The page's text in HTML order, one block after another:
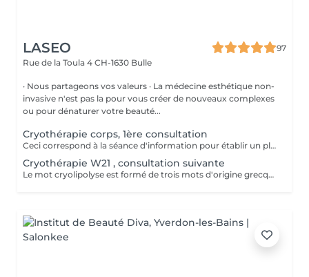
LASEO
97
Rue de la Toula 4 CH-1630 Bulle
· Nous partageons vos valeurs · La médecine esthétique non-
invasive n'est pas la pour vous créer de nouveaux complexes
ou pour dénaturer votre beauté...
Cryothérapie corps, 1ère consultation
Ceci correspond à la séance d'information pour établir un plan de soin personnalisé et est obligatoire, elle coûte 100.- et sera déduit sur votre première séance. Le mot cryolipolyse est formé de trois mots d'origine grecque : Cryo (froid), lipo (gras) et lyse (destruction), ce qui signifie littéralement la destruction de la graisse localisée (tissu adipeux) par le froid. La Cryo21 (ou Cryothérapie), agit par le froid afin de déclencher un choc thermique au niveau de l'hypoderme (couche profonde de la peau) et ainsi de vider les cellules graisseuses. Il agit également comme décongestionnant et permet le drainage . Ses principales applications sont le traitement des graisses, le raffermissement des tissus, le drainage, mais également le traitement du visage, cou et menton, et leur rajeunissement. Notre Cryo21 cible spécifiquement les zones à traiter, permettant une amélioration ciblée de la texture de la peau. Cette méthode esthétique est non invasive et indolore, offrant aux patients une expérience confortable, et même agréable. Son système sans vacuum préserve au maximum vos tissus sans les endommager. Pour un résultat optimal il est conseillé de faire une cure complète soit 10 séances, après 5 séances nous faisons le point et regardons ensemble si il faut continuer ou si le résultat est atteint. Nous pouvons traiter une zone à la fois.
Cryothérapie W21 , consultation suivante
Le mot cryolipolyse est formé de trois mots d'origine grecque : Cryo (froid), lipo (gras) et lyse (destruction), ce qui signifie littéralement la destruction de la graisse localisée (tissu adipeux) par le froid. La Cryo21 (ou Cryothérapie), agit par le froid afin de déclencher un choc thermique au niveau de l'hypoderme (couche profonde de la peau) et ainsi de vider les cellules graisseuses. Il agit également comme décongestionnant, permet le drainage et raffermie la peau. Ses principales applications sont le traitement des graisses , le raffermissement des tissus, le drainage, mais également le traitement du visage, cou et menton, et leur rajeunissement. Notre Cryo21 cible spécifiquement les zones à traiter, permettant une amélioration ciblée de la texture de la peau. Cette méthode esthétique est non invasive et indolore, offrant aux patients une expérience confortable, et même agréable. Son système sans vacuum préserve au maximum vos tissus sans les endommager. Pour un résultat optimal il est conseillé de faire une cure complète soit 10 séances, après 5 séances nous faisons le point et regardons ensemble si il faut continuer ou si le résultat est atteint. Nous pouvons traiter une zone à la fois.